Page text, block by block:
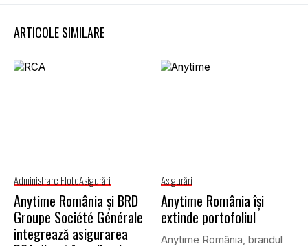
ARTICOLE SIMILARE
Administrare FloteAsigurări
Anytime România și BRD
Groupe Société Générale
integrează asigurarea
Asigurări
Anytime România își
extinde portofoliul
Anytime România, brandul